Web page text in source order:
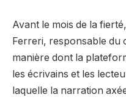
Avant le mois de la
Ferreri, responsable du
manière dont la
les écrivains et les
laquelle la narration